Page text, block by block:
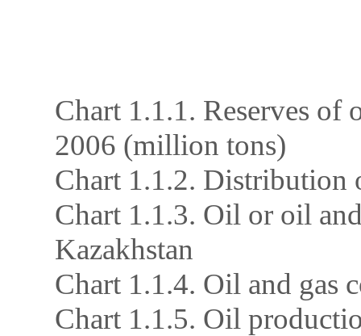
Chart 1.1.1. Reserves of
2006 (million tons)
Chart 1.1.2. Distribution
Chart 1.1.3. Oil or oil
Kazakhstan
Chart 1.1.4. Oil and gas
Chart 1.1.5. Oil